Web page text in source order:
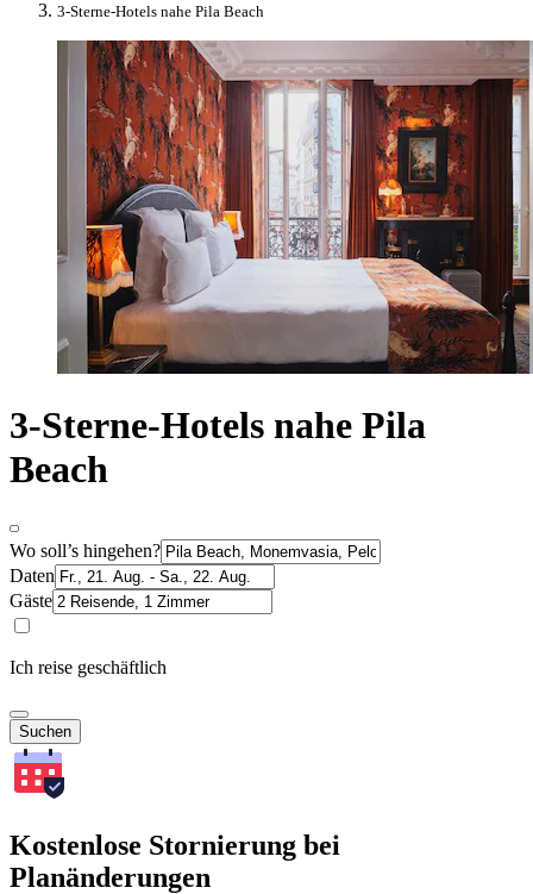
3-Sterne-Hotels nahe Pila Beach
3-Sterne-Hotels nahe Pila
Beach
Wo soll’s hingehen?
Daten
Gäste
Ich reise geschäftlich
Suchen
Kostenlose Stornierung bei
Planänderungen